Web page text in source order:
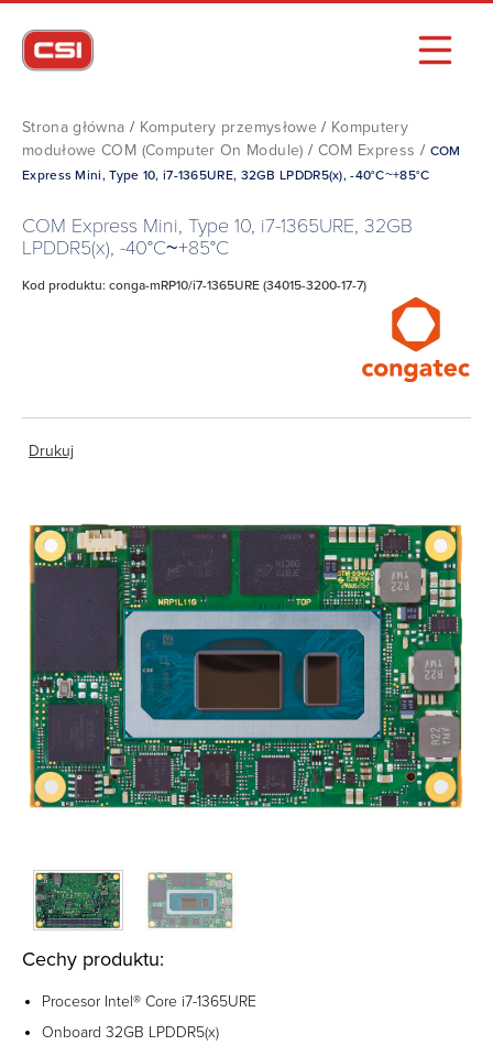
Strona główna / Komputery przemysłowe / Komputery
modułowe COM (Computer On Module) / COM Express / COM
Express Mini, Type 10, i7-1365URE, 32GB LPDDR5(x), -40°C~+85°C
COM Express Mini, Type 10, i7-1365URE, 32GB
LPDDR5(x), -40°C~+85°C
Kod produktu: conga-mRP10/i7-1365URE (34015-3200-17-7)
Drukuj
Cechy produktu:
Procesor Intel® Core i7-1365URE
Onboard 32GB LPDDR5(x)